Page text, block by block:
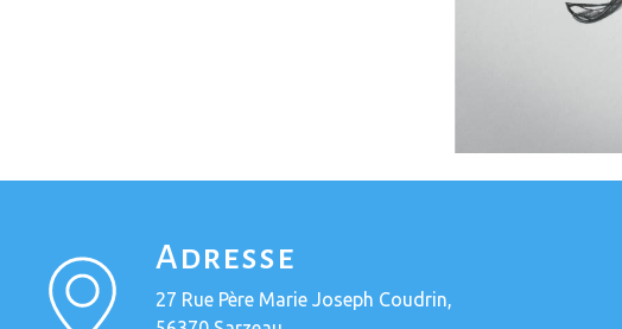
Adresse
27 Rue Père Marie Joseph Coudrin,